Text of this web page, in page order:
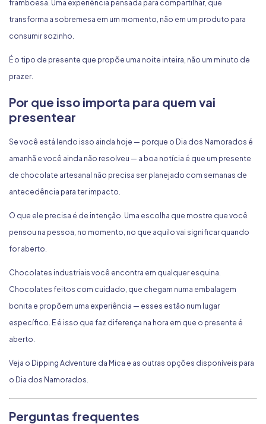
framboesa. Uma experiência pensada para compartilhar, que
transforma a sobremesa em um momento, não em um produto para
consumir sozinho.
É o tipo de presente que propõe uma noite inteira, não um minuto de
prazer.
Por que isso importa para quem vai
presentear
Se você está lendo isso ainda hoje — porque o Dia dos Namorados é
amanhã e você ainda não resolveu — a boa notícia é que um presente
de chocolate artesanal não precisa ser planejado com semanas de
antecedência para ter impacto.
O que ele precisa é de intenção. Uma escolha que mostre que você
pensou na pessoa, no momento, no que aquilo vai significar quando
for aberto.
Chocolates industriais você encontra em qualquer esquina.
Chocolates feitos com cuidado, que chegam numa embalagem
bonita e propõem uma experiência — esses estão num lugar
específico. E é isso que faz diferença na hora em que o presente é
aberto.
Veja o Dipping Adventure da Mica e as outras opções disponíveis para
o Dia dos Namorados.
Perguntas frequentes